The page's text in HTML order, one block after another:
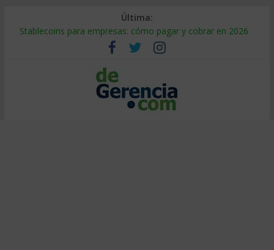
Última:
Stablecoins para empresas: cómo pagar y cobrar en 2026
Despido silencioso: qué es y por qué sale tan caro
IA en selección de personal: cómo auditarla a tiempo
Trabajo forzoso en la cadena de suministro: qué hacer
Mercado hispano de EE. UU.: cómo segmentarlo y venderle